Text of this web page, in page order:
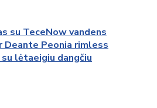
vandens
lėtaeigiu dangčiu